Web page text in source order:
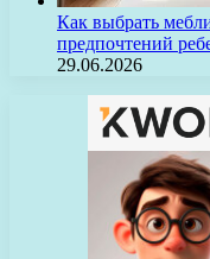
Как выбрать
предпочтений
29.06.2026